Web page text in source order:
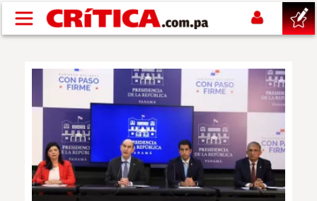
Pasar al contenido principal
NACIONAL
POLÍTICA